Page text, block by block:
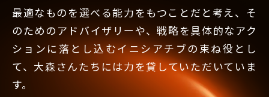
最適なものを選べる能力をもつことだと考え、そ
のためのアドバイザリーや、戦略を具体的なアク
ションに落とし込むイニシアチブの束ね役とし
て、大森さんたちには力を貸していただいていま
す。